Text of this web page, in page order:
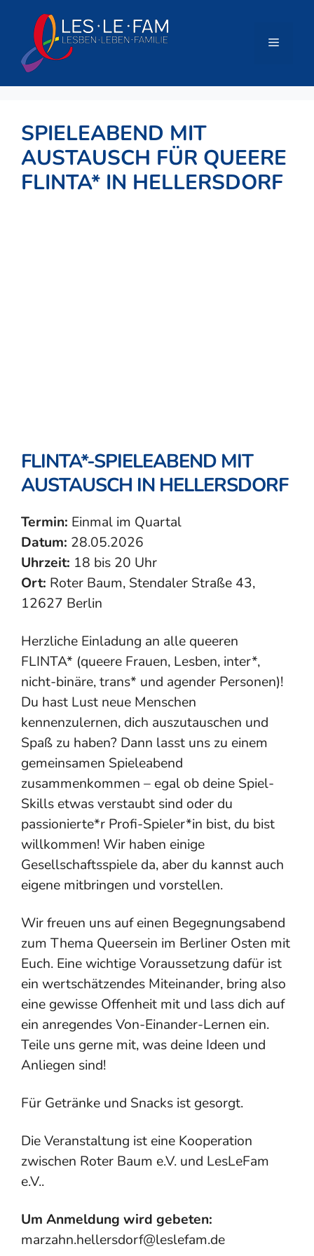
springen
Menü
SPIELEABEND MIT
AUSTAUSCH FÜR QUEERE
FLINTA* IN HELLERSDORF
FLINTA*-SPIELEABEND MIT
AUSTAUSCH IN HELLERSDORF
Termin: Einmal im Quartal
Datum: 28.05.2026
Uhrzeit: 18 bis 20 Uhr
Ort: Roter Baum, Stendaler Straße 43,
12627 Berlin
Herzliche Einladung an alle queeren
FLINTA* (queere Frauen, Lesben, inter*,
nicht-binäre, trans* und agender Personen)!
Du hast Lust neue Menschen
kennenzulernen, dich auszutauschen und
Spaß zu haben? Dann lasst uns zu einem
gemeinsamen Spieleabend
zusammenkommen – egal ob deine Spiel-
Skills etwas verstaubt sind oder du
passionierte*r Profi-Spieler*in bist, du bist
willkommen! Wir haben einige
Gesellschaftsspiele da, aber du kannst auch
eigene mitbringen und vorstellen.
Wir freuen uns auf einen Begegnungsabend
zum Thema Queersein im Berliner Osten mit
Euch. Eine wichtige Voraussetzung dafür ist
ein wertschätzendes Miteinander, bring also
eine gewisse Offenheit mit und lass dich auf
ein anregendes Von-Einander-Lernen ein.
Teile uns gerne mit, was deine Ideen und
Anliegen sind!
Für Getränke und Snacks ist gesorgt.
Die Veranstaltung ist eine Kooperation
zwischen Roter Baum e.V. und LesLeFam
e.V..
Um Anmeldung wird gebeten:
marzahn.hellersdorf@leslefam.de